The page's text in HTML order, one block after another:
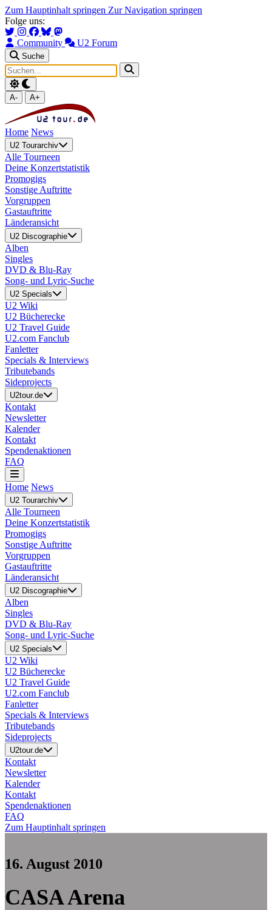
Zum Hauptinhalt springen Zur Navigation springen
Folge uns:
Community U2 Forum
Suche
A- A+
Home News
U2 Tourarchiv
Alle Tourneen
Deine Konzertstatistik
Promogigs
Sonstige Auftritte
Vorgruppen
Gastauftritte
Länderansicht
U2 Discographie
Alben
Singles
DVD & Blu-Ray
Song- und Lyric-Suche
U2 Specials
U2 Wiki
U2 Bücherecke
U2 Travel Guide
U2.com Fanclub
Fanletter
Specials & Interviews
Tributebands
Sideprojects
U2tour.de
Kontakt
Newsletter
Kalender
Kontakt
Spendenaktionen
FAQ
Home News
U2 Tourarchiv
Alle Tourneen
Deine Konzertstatistik
Promogigs
Sonstige Auftritte
Vorgruppen
Gastauftritte
Länderansicht
U2 Discographie
Alben
Singles
DVD & Blu-Ray
Song- und Lyric-Suche
U2 Specials
U2 Wiki
U2 Bücherecke
U2 Travel Guide
U2.com Fanclub
Fanletter
Specials & Interviews
Tributebands
Sideprojects
U2tour.de
Kontakt
Newsletter
Kalender
Kontakt
Spendenaktionen
FAQ
Zum Hauptinhalt springen
16. August 2010
CASA Arena